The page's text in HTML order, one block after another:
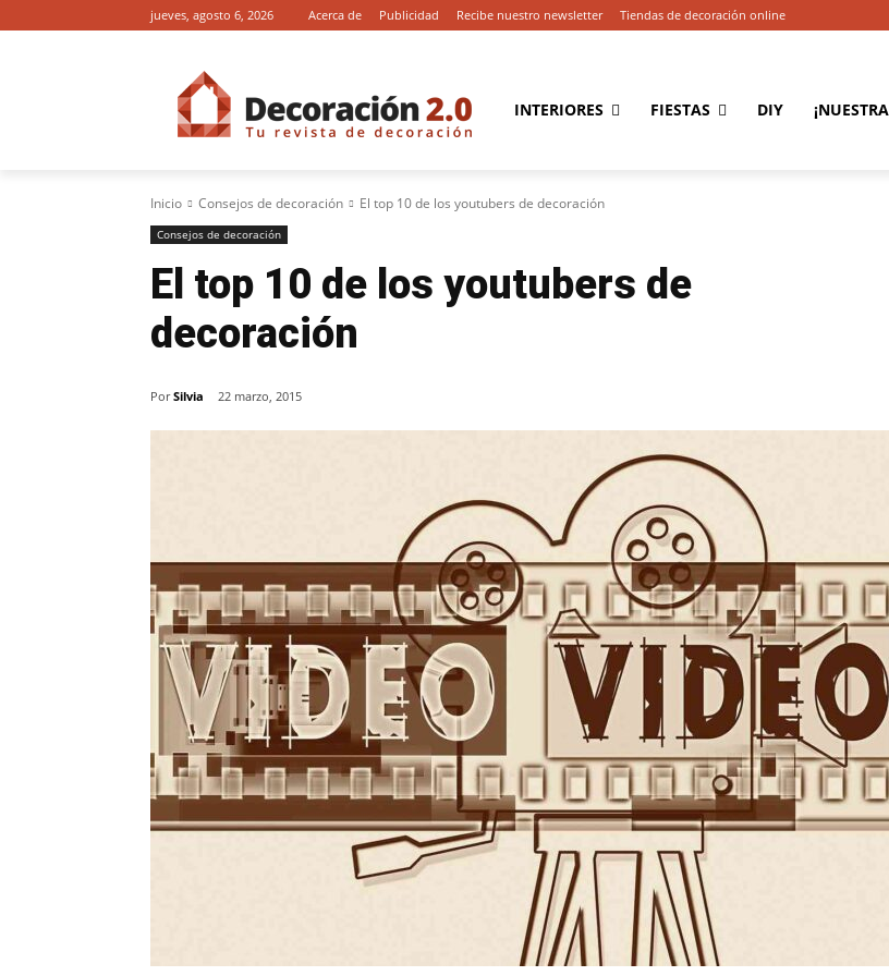
jueves, agosto 6, 2026 Acerca de Publicidad Recibe nuestro newsletter Tiendas de decoración online
INTERIORES FIESTAS DIY
Inicio Consejos de decoración El top 10 de los youtubers de decoración
Consejos de decoración
El top 10 de los youtubers de
decoración
Por Silvia 22 marzo, 2015